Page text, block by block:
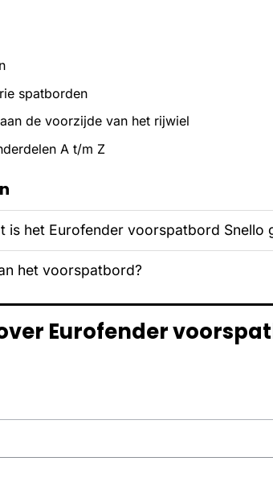
spatborden
de voorzijde van het rijwiel
A t/m Z
is het Eurofender voorspatbord Snello
het voorspatbord?
Eurofender